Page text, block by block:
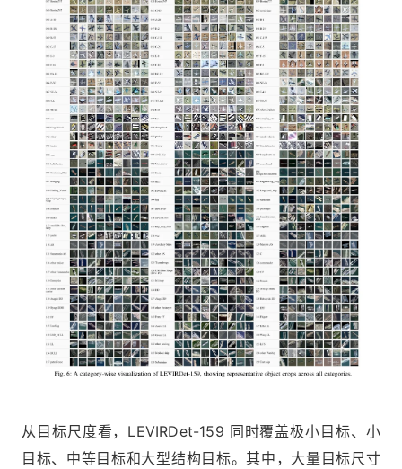
从目标尺度看，LEVIRDet-159 同时覆盖极小目标、小
目标、中等目标和大型结构目标。其中，大量目标尺寸